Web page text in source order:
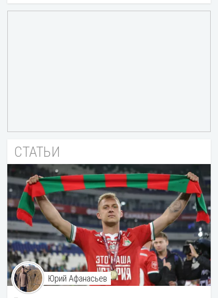
СТАТЬИ
Юрий Афанасьев